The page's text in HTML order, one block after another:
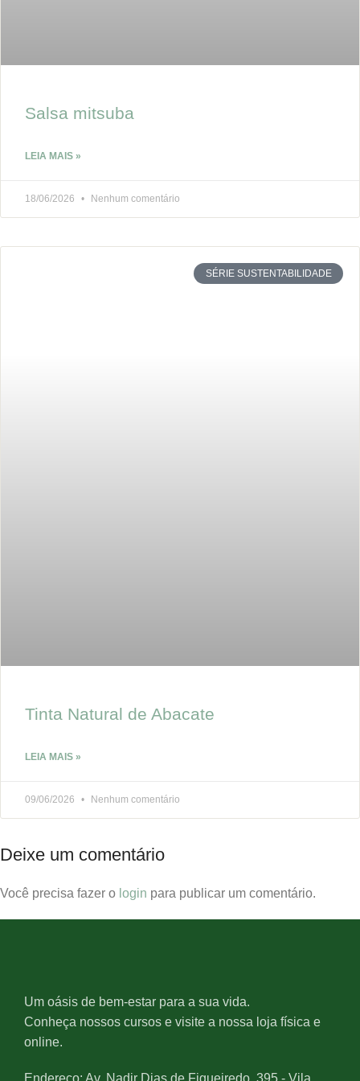
Salsa mitsuba
LEIA MAIS »
18/06/2026 Nenhum comentário
SÉRIE SUSTENTABILIDADE
Tinta Natural de Abacate
LEIA MAIS »
09/06/2026 Nenhum comentário
Deixe um comentário
Você precisa fazer o login para publicar um comentário.
Um oásis de bem-estar para a sua vida.
Conheça nossos cursos e visite a nossa loja física e
online.
Endereço: Av. Nadir Dias de Figueiredo, 395 - Vila